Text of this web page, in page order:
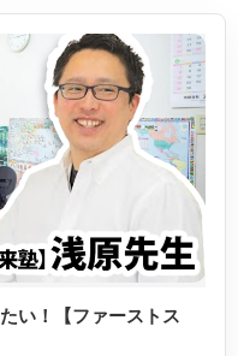
い！【ファーストス